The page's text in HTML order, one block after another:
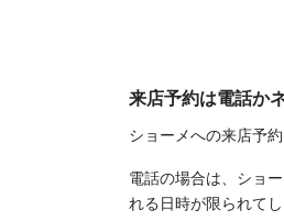
来店予約は電話か
ショーメへの来店予
電話の場合は、ショ
れる日時が限られてし